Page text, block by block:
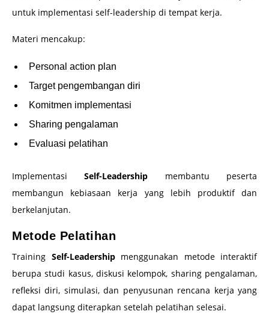
untuk implementasi self-leadership di tempat kerja.
Materi mencakup:
Personal action plan
Target pengembangan diri
Komitmen implementasi
Sharing pengalaman
Evaluasi pelatihan
ImplementasiSelf-Leadership membantu peserta
membangun kebiasaan kerja yang lebih produktif dan
berkelanjutan.
Metode Pelatihan
Training Self-Leadershipmenggunakan metode interaktif
berupa studi kasus, diskusi kelompok, sharing pengalaman,
refleksi diri, simulasi, dan penyusunan rencana kerja yang
dapat langsung diterapkan setelah pelatihan selesai.